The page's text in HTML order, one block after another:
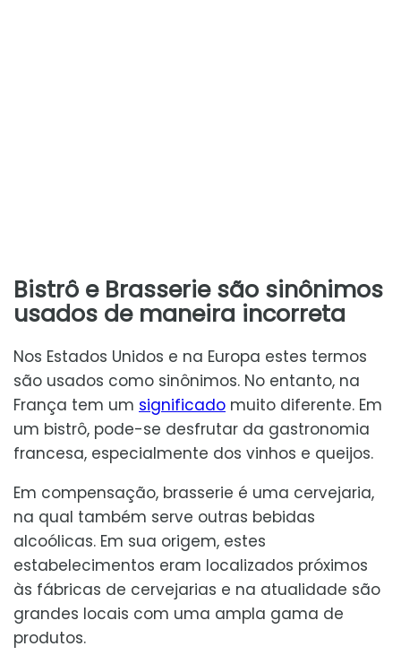
Bistrô e Brasserie são sinônimos
usados de maneira incorreta
Nos Estados Unidos e na Europa estes termos
são usados como sinônimos. No entanto, na
França tem um significado muito diferente. Em
um bistrô, pode-se desfrutar da gastronomia
francesa, especialmente dos vinhos e queijos.
Em compensação, brasserie é uma cervejaria,
na qual também serve outras bebidas
alcoólicas. Em sua origem, estes
estabelecimentos eram localizados próximos
às fábricas de cervejarias e na atualidade são
grandes locais com uma ampla gama de
produtos.